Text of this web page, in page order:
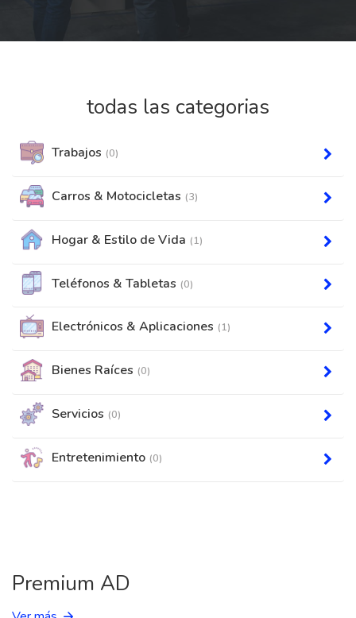
todas las categorias
Trabajos (0)
Carros & Motocicletas (3)
Hogar & Estilo de Vida (1)
Teléfonos & Tabletas (0)
Electrónicos & Aplicaciones (1)
Bienes Raíces (0)
Servicios (0)
Entretenimiento (0)
Premium AD